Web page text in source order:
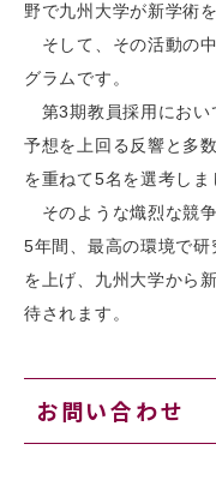
野で九州大学が新学術
そして、その活動の
グラムです。
第3期教員採用におい
予想を上回る反響と多
を重ねて5名を選考しま
そのような熾烈な競
5年間、最高の環境で
を上げ、九州大学から
待されます。
お問い合わせ